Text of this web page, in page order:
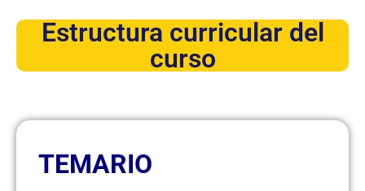
Estructura curricular del
curso
TEMARIO